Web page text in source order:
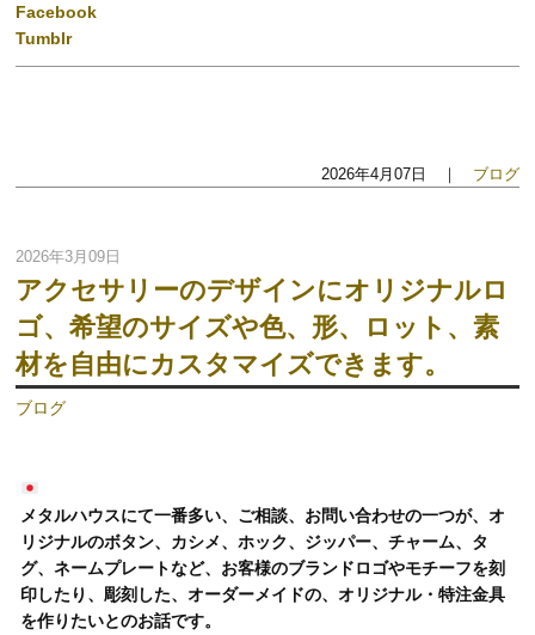
Facebook
Tumblr
2026年4月07日 ｜ ブログ
2026年3月09日
アクセサリーのデザインにオリジナルロ
ゴ、希望のサイズや色、形、ロット、素
材を自由にカスタマイズできます。
ブログ
メタルハウスにて一番多い、ご相談、お問い合わせの一つが、オ
リジナルのボタン、カシメ、ホック、ジッパー、チャーム、タ
グ、ネームプレートなど、お客様のブランドロゴやモチーフを刻
印したり、彫刻した、オーダーメイドの、オリジナル・特注金具
を作りたいとのお話です。